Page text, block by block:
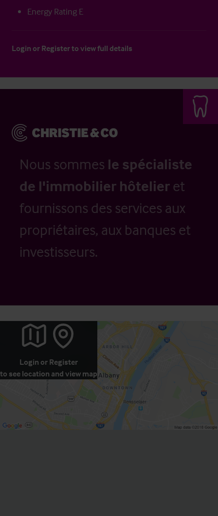
Energy Rating E
Login or Registerto view full details
Nous sommes le spécialiste
de l'immobilier hôtelier et
fournissons des services aux
propriétaires, aux banques et
investisseurs.
Login or Register
to see location and view map